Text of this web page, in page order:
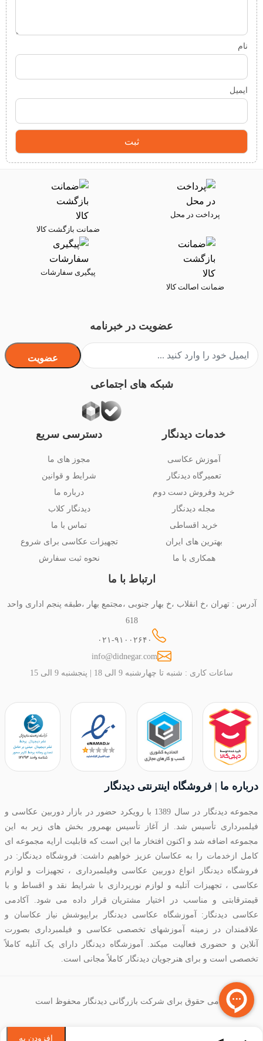
نام
ایمیل
افزودن به
پرداخت در محل
ضمانت بازگشت کالا
ضمانت اصالت کالا
پیگیری سفارشات
خدمات دیدنگار
آموزش عکاسی
تعمیرگاه دیدنگار
خرید وفروش دست دوم
مجله دیدنگار
خرید اقساطی
بهترین های ایران
همکاری با ما
دسترسی سریع
مجوز های ما
شرایط و قوانین
درباره ما
دیدنگار کلاب
تماس با ما
تجهیزات عکاسی برای شروع
نحوه ثبت سفارش
ارتباط با ما
آدرس : تهران ،خ انقلاب ،خ بهار جنوبی ،مجتمع بهار ،طبقه پنجم اداری واحد
618
۰۲۱-۹۱۰۰۲۶۴۰
info@didnegar.com
ساعات کاری : شنبه تا چهارشنبه 9 الی 18 | پنجشنبه 9 الی 15
عضویت در خبرنامه
عضویت
شبکه های اجتماعی
درباره ما | فروشگاه اینترنتی دیدنگار
مجموعه دیدنگار در سال 1389 با رویکرد حضور در بازار دوربین عکاسی و
فیلمبرداری تأسیس شد. از آغاز تأسیس بهمرور بخش های زیر به این
مجموعه اضافه شد و اکنون افتخار ما این است که قابلیت ارایه مجموعه ای
کامل ازخدمات را به عکاسان عزیز خواهیم داشت: فروشگاه دیدنگار: در
فروشگاه دیدنگار انواع دوربین عکاسی وفیلمبرداری ، تجهیزات و لوازم
عکاسی ، تجهیزات آتلیه و لوازم نورپردازی با شرایط نقد و اقساط و با
قیمترقابتی و مناسب در اختیار مشتریان قرار داده می شود. آکادمی
عکاسی دیدنگار: آموزشگاه عکاسی دیدنگار برایپوشش نیاز عکاسان و
علاقمندان در زمینه آموزشهای تخصصی عکاسی و فیلمبرداری بصورت
آنلاین و حضوری فعالیت میکند. آموزشگاه دیدنگار دارای یک آتلیه کاملاً
تخصصی است و برای هنرجویان دیدنگار کاملاً مجانی است.
تمامی حقوق برای شرکت بازرگانی دیدنگار محفوظ است